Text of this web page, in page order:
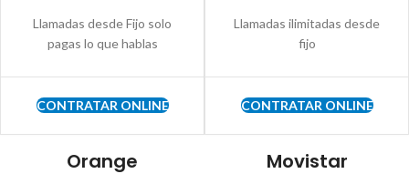
Llamadas desde Fijo solo
pagas lo que hablas
CONTRATAR ONLINE
Llamadas ilimitadas desde
fijo
CONTRATAR ONLINE
Orange Movistar